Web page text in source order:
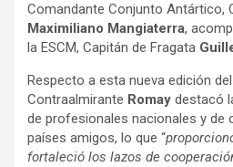
Comandante Conjunto Antártico,
Maximiliano Mangiaterra,
la ESCM, Capitán de Fragata
Respecto a esta nueva edición
Contraalmirante Romay destacó
de profesionales nacionales y de
países amigos, lo que “
fortaleció los lazos de